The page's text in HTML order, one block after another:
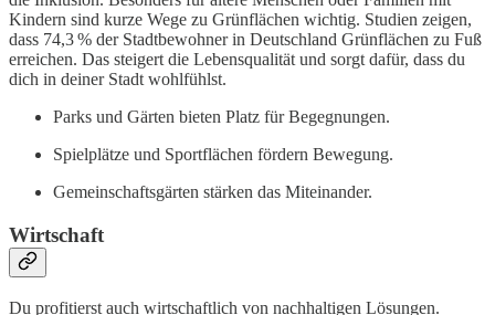
Kindern sind kurze Wege zu Grünflächen wichtig. Studien zeigen,
dass 74,3 % der Stadtbewohner in Deutschland Grünflächen zu Fuß
erreichen. Das steigert die Lebensqualität und sorgt dafür, dass du
dich in deiner Stadt wohlfühlst.
Parks und Gärten bieten Platz für Begegnungen.
Spielplätze und Sportflächen fördern Bewegung.
Gemeinschaftsgärten stärken das Miteinander.
Wirtschaft
Du profitierst auch wirtschaftlich von nachhaltigen Lösungen.